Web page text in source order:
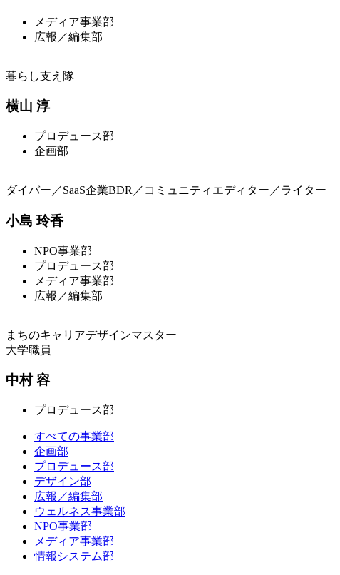
メディア事業部
広報／編集部
暮らし支え隊
横山 淳
プロデュース部
企画部
ダイバー／SaaS企業BDR／コミュニティエディター／ライター
小島 玲香
NPO事業部
プロデュース部
メディア事業部
広報／編集部
まちのキャリアデザインマスター
大学職員
中村 容
プロデュース部
すべての事業部
企画部
プロデュース部
デザイン部
広報／編集部
ウェルネス事業部
NPO事業部
メディア事業部
情報システム部